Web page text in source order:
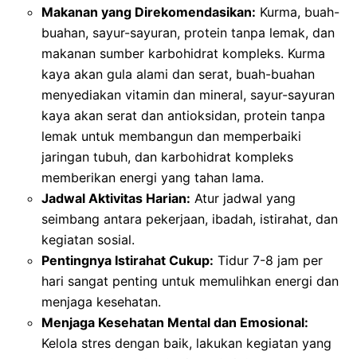
Makanan yang Direkomendasikan: Kurma, buah-
buahan, sayur-sayuran, protein tanpa lemak, dan
makanan sumber karbohidrat kompleks. Kurma
kaya akan gula alami dan serat, buah-buahan
menyediakan vitamin dan mineral, sayur-sayuran
kaya akan serat dan antioksidan, protein tanpa
lemak untuk membangun dan memperbaiki
jaringan tubuh, dan karbohidrat kompleks
memberikan energi yang tahan lama.
Jadwal Aktivitas Harian: Atur jadwal yang
seimbang antara pekerjaan, ibadah, istirahat, dan
kegiatan sosial.
Pentingnya Istirahat Cukup: Tidur 7-8 jam per
hari sangat penting untuk memulihkan energi dan
menjaga kesehatan.
Menjaga Kesehatan Mental dan Emosional:
Kelola stres dengan baik, lakukan kegiatan yang